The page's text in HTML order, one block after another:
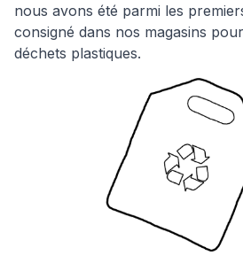
nous avons été parmi les
consigné dans nos magasins
déchets plastiques.